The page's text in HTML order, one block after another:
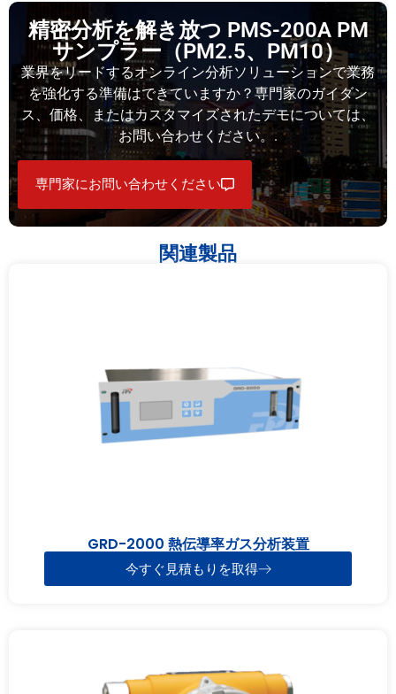
精密分析を解き放つ PMS-200A PM
サンプラー（PM2.5、PM10）
業界をリードするオンライン分析ソリューションで業務
を強化する準備はできていますか？専門家のガイダン
ス、価格、またはカスタマイズされたデモについては、
お問い合わせください。.
専門家にお問い合わせください
関連製品
GRD-2000 熱伝導率ガス分析装置
今すぐ見積もりを取得